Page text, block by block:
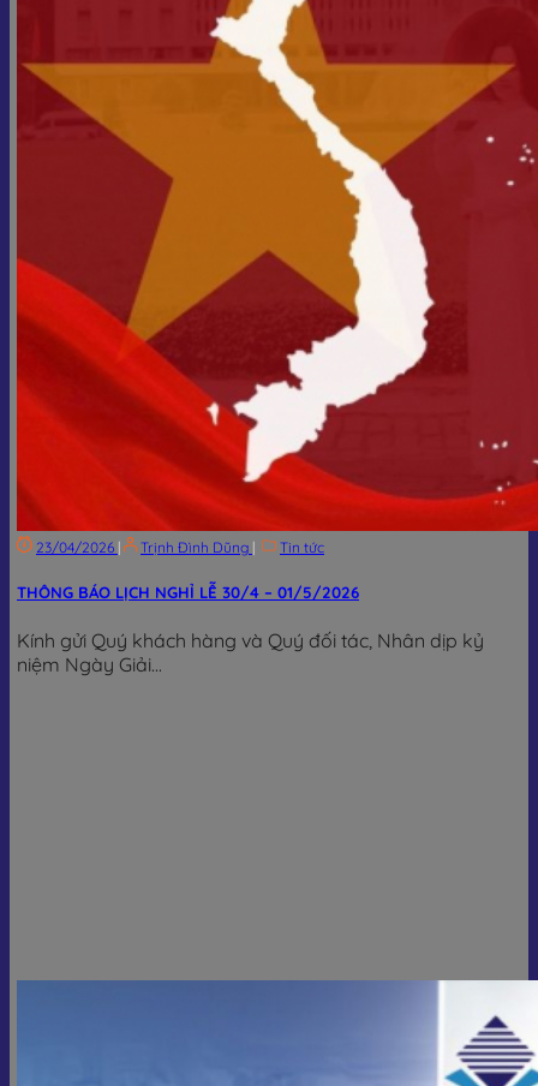
23/04/2026 | Trịnh Đình Dũng | Tin tức
THÔNG BÁO LỊCH NGHỈ LỄ 30/4 – 01/5/2026
Kính gửi Quý khách hàng và Quý đối tác, Nhân dịp kỷ
niệm Ngày Giải...